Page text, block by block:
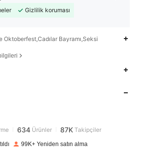
Gizlilik koruması
Oktoberfest,Cadılar Bayramı,Seksi
634 Ürünler 87K Takipçiler
önce kadar ödedi
99K+ Yeniden satın alma